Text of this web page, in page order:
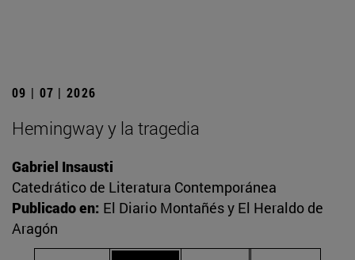
09 | 07 | 2026
Hemingway y la tragedia
Gabriel Insausti
Catedrático de Literatura Contemporánea
Publicado en: El Diario Montañés y El Heraldo de
Aragón